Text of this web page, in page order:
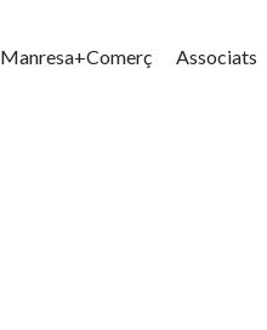
Manresa+Comerç Associats